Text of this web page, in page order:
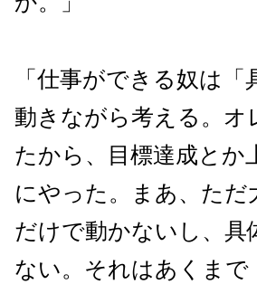
「仕事ができる奴は
動きながら考える。
たから、目標達成とか
にやった。まあ、た
だけで動かないし、
ない。それはあくま